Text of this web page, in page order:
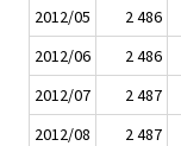
2012/05 2 486
2012/06
2 486
2012/07
2 487
2012/08
2 487